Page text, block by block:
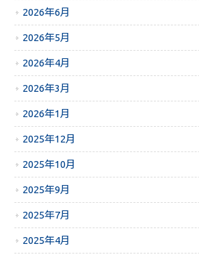
2026年6月
2026年5月
2026年4月
2026年3月
2026年1月
2025年12月
2025年10月
2025年9月
2025年7月
2025年4月